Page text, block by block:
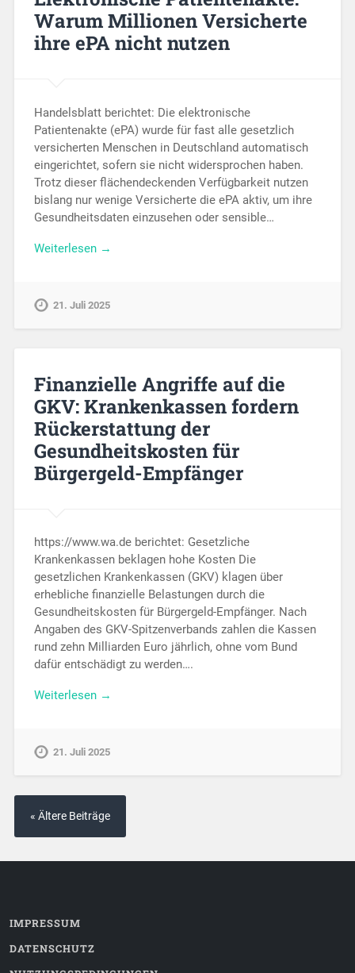
Warum Millionen Versicherte
ihre ePA nicht nutzen
Handelsblatt berichtet: Die elektronische
Patientenakte (ePA) wurde für fast alle gesetzlich
versicherten Menschen in Deutschland automatisch
eingerichtet, sofern sie nicht widersprochen haben.
Trotz dieser flächendeckenden Verfügbarkeit nutzen
bislang nur wenige Versicherte die ePA aktiv, um ihre
Gesundheitsdaten einzusehen oder sensible…
Weiterlesen →
21. Juli 2025
Finanzielle Angriffe auf die
GKV: Krankenkassen fordern
Rückerstattung der
Gesundheitskosten für
Bürgergeld-Empfänger
https://www.wa.de berichtet: Gesetzliche
Krankenkassen beklagen hohe Kosten Die
gesetzlichen Krankenkassen (GKV) klagen über
erhebliche finanzielle Belastungen durch die
Gesundheitskosten für Bürgergeld-Empfänger. Nach
Angaben des GKV-Spitzenverbands zahlen die Kassen
rund zehn Milliarden Euro jährlich, ohne vom Bund
dafür entschädigt zu werden….
Weiterlesen →
21. Juli 2025
« Ältere Beiträge
IMPRESSUM
DATENSCHUTZ